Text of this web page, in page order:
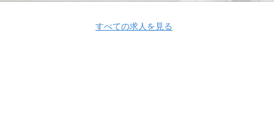
すべての求人を見る